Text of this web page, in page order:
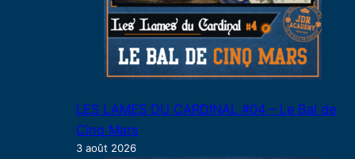
LES LAMES DU CARDINAL #04 – Le Bal de
Cinq Mars
3 août 2026